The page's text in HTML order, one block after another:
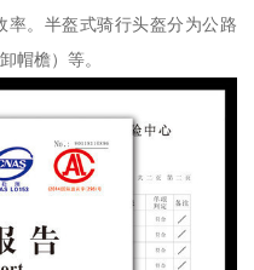
率。半盔式骑行头盔分为公路
帽檐）等。